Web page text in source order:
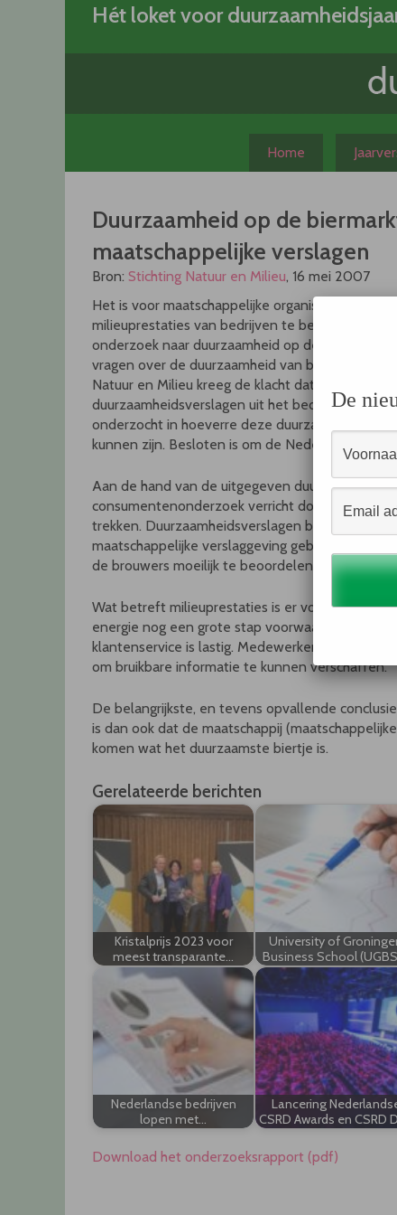
Hét loket voor
Home
Duurzaamheid op de
maatschappelijke verslagen
Bron: Stichting Natuur en Milieu, 16 mei 2007
Het is voor maatschappelijke organisaties bijna
milieuprestaties van bedrijven te beoordelen.
onderzoek naar duurzaamheid op de
vragen over de duurzaamheid van bier, krijgen
Natuur en Milieu kreeg de klacht dat
duurzaamheidsverslagen uit het bedrijfsleven
onderzocht in hoeverre deze
kunnen zijn. Besloten is om de Nederlandse
Aan de hand van de uitgegeven
consumentenonderzoek verricht door het O-
trekken. Duurzaamheidsverslagen blijken
maatschappelijke verslaggeving gebeurt op een
de brouwers moeilijk te beoordelen zijn en een
Wat betreft milieuprestaties is er vooral op het
energie nog een grote stap voorwaarts te
klantenservice is lastig. Medewerkers van
om bruikbare informatie te kunnen verschaffen.
De belangrijkste, en tevens opvallende
is dan ook dat de maatschappij
komen wat het duurzaamste biertje is.
Gerelateerde berichten
Kristalprijs 2023 voor
meest transparante…
University of
Business School
Nederlandse bedrijven
lopen met…
Lancering
CSRD Awards en CSRD
Download het onderzoeksrapport (pdf)
De